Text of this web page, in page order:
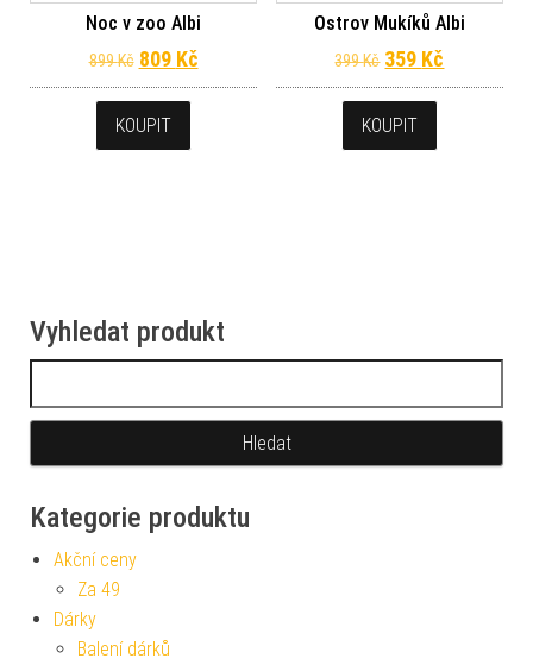
Noc v zoo Albi
899Kč Původní cena byla: 899 Kč.
809 KčAktuální cena je: 809 Kč.
KOUPIT
Ostrov Mukíků Albi
399Kč Původní cena
359 Kč
KOUPIT
Vyhledat produkt
Kategorie produktu
Akční ceny
Za 49
Dárky
Balení dárků